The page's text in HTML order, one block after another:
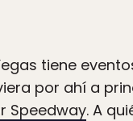
tiene
por ahí a
Speedway. A